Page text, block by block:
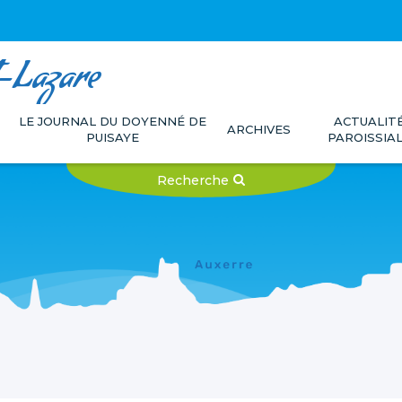
Lazare
LE JOURNAL DU DOYENNÉ DE
PUISAYE
ARCHIVES
Recherche